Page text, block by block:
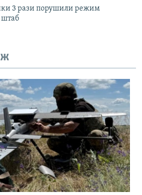
3 рази порушили режим